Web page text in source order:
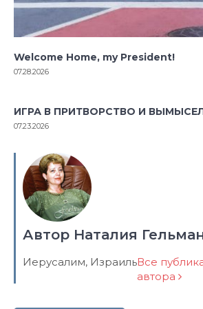
Welcome Home, my President!
07.28.2026
ИГРА В ПРИТВОРСТВО И
07.23.2026
Автор Наталия
Иерусалим, ИзраильВсе
автора